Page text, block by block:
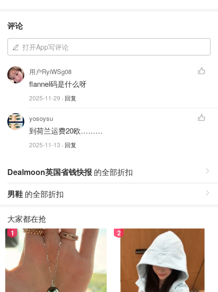
评论
打开App写评论
用户RyiWSg08
flannel码是什么呀
2025-11-29 · 回复
yosoysu
到荷兰运费20欧………
2025-11-13 · 回复
Dealmoon英国省钱快报 的全部折扣
男鞋 的全部折扣
大家都在抢
1 2